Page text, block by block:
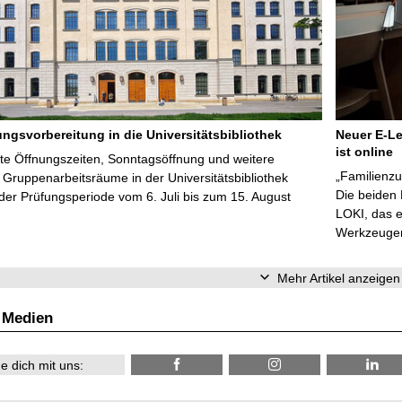
in die Universitätsbibliothek
Öffnungszeiten, Sonntagsöffnung und weitere
in der Universitätsbibliothek
Prüfungsperiode vom 6. Juli bis zum 15. August
Neuer E-
ist online
Die beiden
LOKI, das
Mehr Artikel anzeigen
dich mit uns: